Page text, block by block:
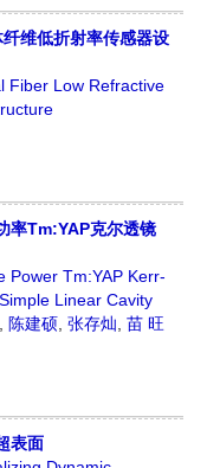
维低折射率传感器设
Fiber Low Refractive
率Tm:YAP克尔透镜
Power Tm:YAP Kerr-
Linear Cavity
, 陈建硕, 张存灿, 苗 旺
表面